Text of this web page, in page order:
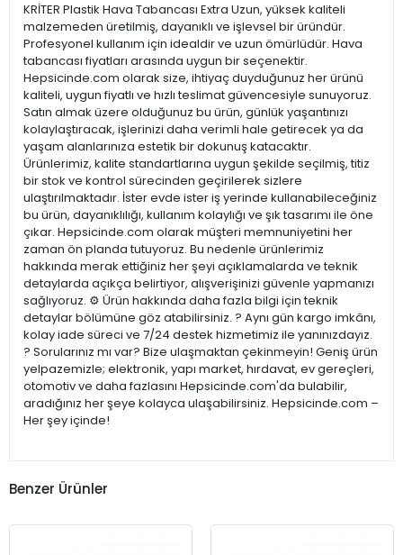
KRİTER Plastik Hava Tabancası Extra Uzun, yüksek kaliteli
malzemeden üretilmiş, dayanıklı ve işlevsel bir üründür.
Profesyonel kullanım için idealdir ve uzun ömürlüdür. Hava
tabancası fiyatları arasında uygun bir seçenektir.
Hepsicinde.com olarak size, ihtiyaç duyduğunuz her ürünü
kaliteli, uygun fiyatlı ve hızlı teslimat güvencesiyle sunuyoruz.
Satın almak üzere olduğunuz bu ürün, günlük yaşantınızı
kolaylaştıracak, işlerinizi daha verimli hale getirecek ya da
yaşam alanlarınıza estetik bir dokunuş katacaktır.
Ürünlerimiz, kalite standartlarına uygun şekilde seçilmiş, titiz
bir stok ve kontrol sürecinden geçirilerek sizlere
ulaştırılmaktadır. İster evde ister iş yerinde kullanabileceğiniz
bu ürün, dayanıklılığı, kullanım kolaylığı ve şık tasarımı ile öne
çıkar. Hepsicinde.com olarak müşteri memnuniyetini her
zaman ön planda tutuyoruz. Bu nedenle ürünlerimiz
hakkında merak ettiğiniz her şeyi açıklamalarda ve teknik
detaylarda açıkça belirtiyor, alışverişinizi güvenle yapmanızı
sağlıyoruz. ⚙️ Ürün hakkında daha fazla bilgi için teknik
detaylar bölümüne göz atabilirsiniz. ? Aynı gün kargo imkânı,
kolay iade süreci ve 7/24 destek hizmetimiz ile yanınızdayız.
? Sorularınız mı var? Bize ulaşmaktan çekinmeyin! Geniş ürün
yelpazemizle; elektronik, yapı market, hırdavat, ev gereçleri,
otomotiv ve daha fazlasını Hepsicinde.com'da bulabilir,
aradığınız her şeye kolayca ulaşabilirsiniz. Hepsicinde.com –
Her şey içinde!
Benzer Ürünler